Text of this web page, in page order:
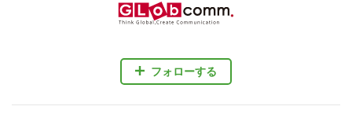
フォローする